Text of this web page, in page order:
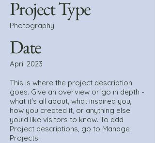
Project Type
Photography
Date
April 2023
This is where the project description
goes. Give an overview or go in depth -
what it's all about, what inspired you,
how you created it, or anything else
you'd like visitors to know. To add
Project descriptions, go to Manage
Projects.